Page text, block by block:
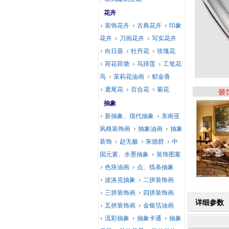
详细参数
花卉
装饰花卉
古典花卉
印象
花卉
刀画花卉
写实花卉
向日葵
牡丹花
玫瑰花
荷花荷塘
马蹄莲
工笔花
鸟
茉莉花油画
郁金香
鸢尾花
百合花
菊花
抽象
新抽象、现代抽象
东南亚
风格装饰画
抽象油画
抽象
装饰
赵无极 朱德群
中
国元素、水墨抽象
装饰图案
色块油画
点、线条抽象
波洛克抽象
二拼装饰画
三拼装饰画
四拼装饰画
五拼装饰画
金银箔油画
流彩抽象
抽象卡通
抽象